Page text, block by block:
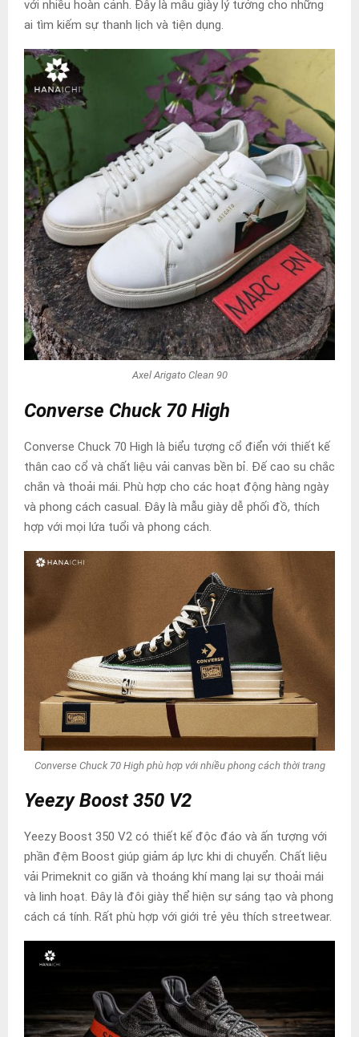
với nhiều hoàn cảnh. Đây là mẫu giày lý tưởng cho những
ai tìm kiếm sự thanh lịch và tiện dụng.
Axel Arigato Clean 90
Converse Chuck 70 High
Converse Chuck 70 High là biểu tượng cổ điển với thiết kế
thân cao cổ và chất liệu vải canvas bền bỉ. Đế cao su chắc
chắn và thoải mái. Phù hợp cho các hoạt động hàng ngày
và phong cách casual. Đây là mẫu giày dễ phối đồ, thích
hợp với mọi lứa tuổi và phong cách.
Converse Chuck 70 High phù hợp với nhiều phong cách thời trang
Yeezy Boost 350 V2
Yeezy Boost 350 V2 có thiết kế độc đáo và ấn tượng với
phần đệm Boost giúp giảm áp lực khi di chuyển. Chất liệu
vải Primeknit co giãn và thoáng khí mang lại sự thoải mái
và linh hoạt. Đây là đôi giày thể hiện sự sáng tạo và phong
cách cá tính. Rất phù hợp với giới trẻ yêu thích streetwear.